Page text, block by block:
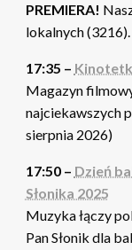
PREMIERA!
lokalnych
17:35 –
Magazyn
najciekawszych
sierpnia 2026)
17:50 – Dzień
Słonika 2025
Muzyka łączy
Pan Słonik dla